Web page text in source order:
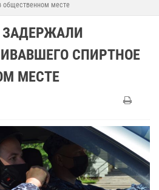
общественном месте
ЗАДЕРЖАЛИ
СПИРТНОЕ
МЕСТЕ